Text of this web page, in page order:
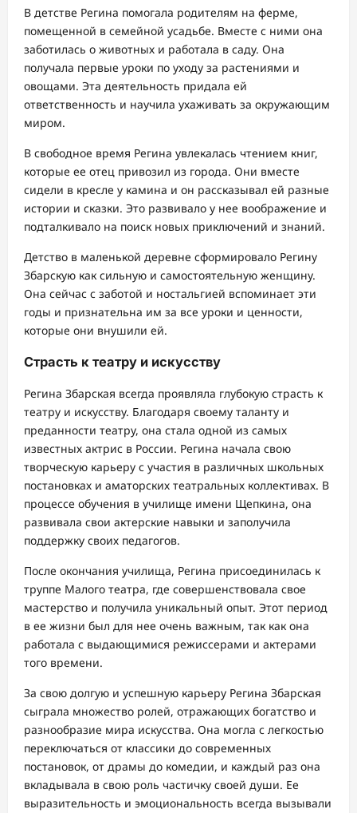
В детстве Регина помогала родителям на ферме,
помещенной в семейной усадьбе. Вместе с ними она
заботилась о животных и работала в саду. Она
получала первые уроки по уходу за растениями и
овощами. Эта деятельность придала ей
ответственность и научила ухаживать за окружающим
миром.
В свободное время Регина увлекалась чтением книг,
которые ее отец привозил из города. Они вместе
сидели в кресле у камина и он рассказывал ей разные
истории и сказки. Это развивало у нее воображение и
подталкивало на поиск новых приключений и знаний.
Детство в маленькой деревне сформировало Регину
Збарскую как сильную и самостоятельную женщину.
Она сейчас с заботой и ностальгией вспоминает эти
годы и признательна им за все уроки и ценности,
которые они внушили ей.
Страсть к театру и искусству
Регина Збарская всегда проявляла глубокую страсть к
театру и искусству. Благодаря своему таланту и
преданности театру, она стала одной из самых
известных актрис в России. Регина начала свою
творческую карьеру с участия в различных школьных
постановках и аматорских театральных коллективах. В
процессе обучения в училище имени Щепкина, она
развивала свои актерские навыки и заполучила
поддержку своих педагогов.
После окончания училища, Регина присоединилась к
труппе Малого театра, где совершенствовала свое
мастерство и получила уникальный опыт. Этот период
в ее жизни был для нее очень важным, так как она
работала с выдающимися режиссерами и актерами
того времени.
За свою долгую и успешную карьеру Регина Збарская
сыграла множество ролей, отражающих богатство и
разнообразие мира искусства. Она могла с легкостью
переключаться от классики до современных
постановок, от драмы до комедии, и каждый раз она
вкладывала в свою роль частичку своей души. Ее
выразительность и эмоциональность всегда вызывали